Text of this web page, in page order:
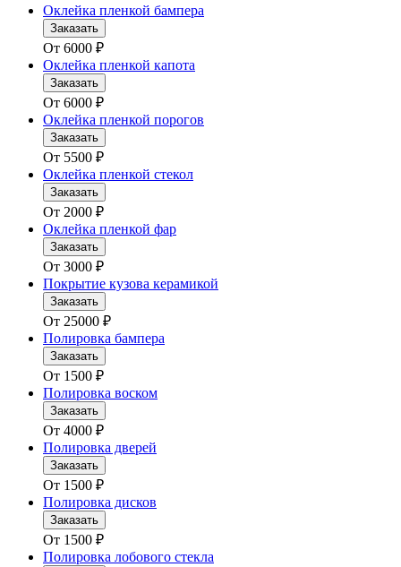
Оклейка пленкой бампера
Заказать
От 6000 ₽
Оклейка пленкой капота
Заказать
От 6000 ₽
Оклейка пленкой порогов
Заказать
От 5500 ₽
Оклейка пленкой стекол
Заказать
От 2000 ₽
Оклейка пленкой фар
Заказать
От 3000 ₽
Покрытие кузова керамикой
Заказать
От 25000 ₽
Полировка бампера
Заказать
От 1500 ₽
Полировка воском
Заказать
От 4000 ₽
Полировка дверей
Заказать
От 1500 ₽
Полировка дисков
Заказать
От 1500 ₽
Полировка лобового стекла